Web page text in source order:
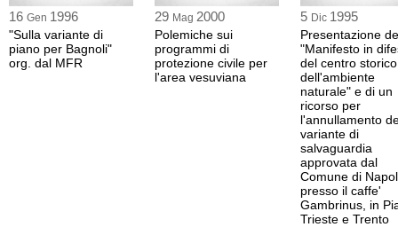
16 Gen 1996
"Sulla variante di
piano per Bagnoli"
org. dal MFR
29 Mag 2000
Polemiche sui
programmi di
protezione civile per
l'area vesuviana
5 Dic 1995
Presentazione
"Manifesto in
del centro
dell'ambiente
naturale" e di un
ricorso per
l'annullamento
variante di
salvaguardia
approvata dal
Comune di
presso il caffe'
Gambrinus, in
Trieste e Trento